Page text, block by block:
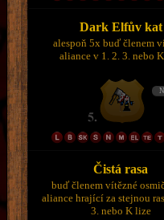
Dark Elfův kat
alespoň 5x buď členem
aliance v 1. 2. 3. nebo
Čistá rasa
buď členem vítězné
aliance hrající za stejnou
3. nebo K lize